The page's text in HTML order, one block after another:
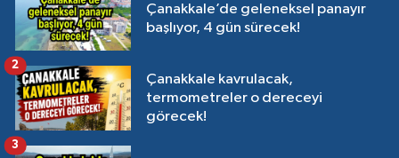
Çanakkale’de geleneksel panayır
başlıyor, 4 gün sürecek!
Çanakkale kavrulacak,
termometreler o dereceyi
görecek!
2
3